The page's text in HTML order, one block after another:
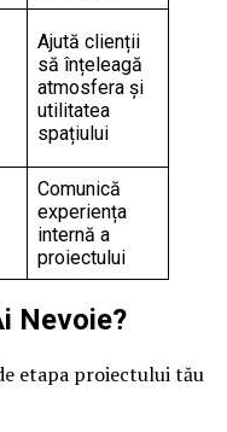
Ajută clienții
să înțeleagă
atmosfera și
utilitatea
spațiului
Comunică
experiența
internă a
proiectului
Nevoie?
etapa proiectului tău